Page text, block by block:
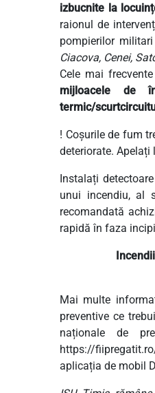
izbucnite la
raionul de
pompierilor
Ciacova, Cenei,
Cele mai
mijloacele de
termic/
! Coșurile de fum
deteriorate. Apelați
Instalați
unui incendiu, al
recomandată
rapidă în faza
Mai multe
preventive ce
naționale de
https://
aplicația de mobil